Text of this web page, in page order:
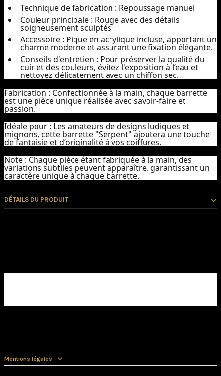
Technique de fabrication : Repoussage manuel
Couleur principale : Rouge avec des détails
soigneusement sculptés
Accessoire : Pique en acrylique incluse, apportant un
charme moderne et assurant une fixation élégante.
Conseils d'entretien : Pour préserver la qualité du
cuir et des couleurs, évitez l'exposition à l’eau et
nettoyez délicatement avec un chiffon sec.
Fabrication : Confectionnée à la main, chaque barrette
est une pièce unique réalisée avec savoir-faire et
passion.
Idéale pour : Les amateurs de designs ludiques et
mignons, cette barrette "Serpent" ajoutera une touche
de fantaisie et d’originalité à vos coiffures.
Note : Chaque pièce étant fabriquée à la main, des
variations subtiles peuvent apparaître, garantissant un
caractère unique à chaque barrette.
DÉTAILS DU PRODUIT
Mentions légales